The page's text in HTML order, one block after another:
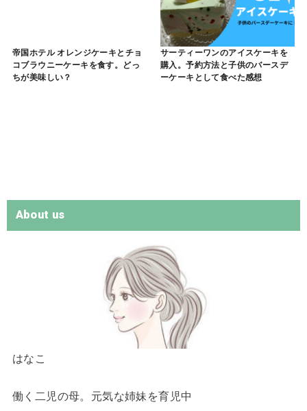
帝国ホテル オレンジケーキとチョ
コブラウニーケーキを食す。どっ
ちが美味しい？
サーティーワンのアイスケーキを
購入。予約方法と子供のバースデ
ーケーキとして食べた感想
About us
はなこ
働く二児の母。元気な姉妹を育児中